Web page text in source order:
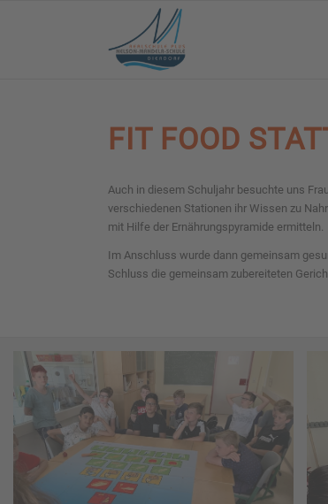
FIT FOOD
Auch in diesem Schuljahr besuchte uns
verschiedenen Stationen ihr Wissen zu
mit Hilfe der Ernährungspyramide ermitteln.
Im Anschluss wurde dann gemeinsam
Schluss die gemeinsam zubereiteten